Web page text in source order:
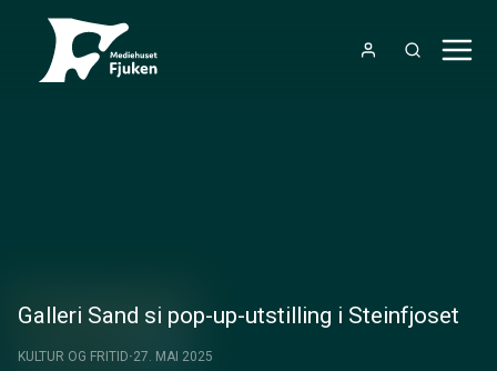
Galleri Sand si pop-up-utstilling i Steinfjoset
KULTUR OG FRITID 27. MAI 2025